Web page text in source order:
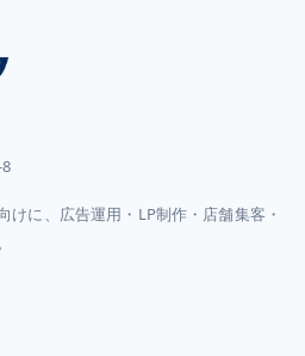
けに、広告運用・LP制作・店舗集客・